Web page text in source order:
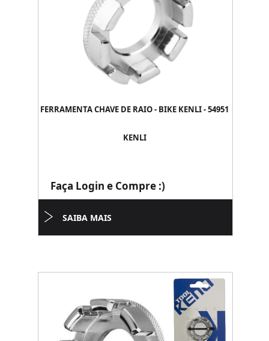
FERRAMENTA CHAVE DE RAIO - BIKE KENLI - 54951
KENLI
Faça Login e Compre :)
SAIBA MAIS